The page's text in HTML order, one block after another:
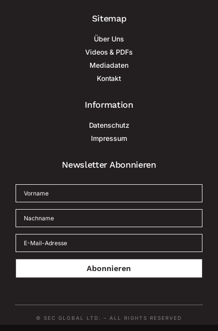
Sitemap
Über Uns
Videos & PDFs
Mediadaten
Kontakt
Information
Datenschutz
Impressum
Newsletter Abonnieren
Abonnieren
© SEC GLOBAL LTD. – ALL RIGHTS RESERVED